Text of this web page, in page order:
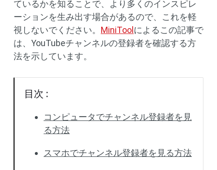
ているかを知ることで、より多くのインスピレ
ーションを生み出す場合があるので、これを軽
視しないでください。 MiniTool によるこの記事で
は、YouTubeチャンネルの登録者を確認する方
法を示しています。
目次 :
コンピュータでチャンネル登録者を見
る方法
スマホでチャンネル登録者を見る方法